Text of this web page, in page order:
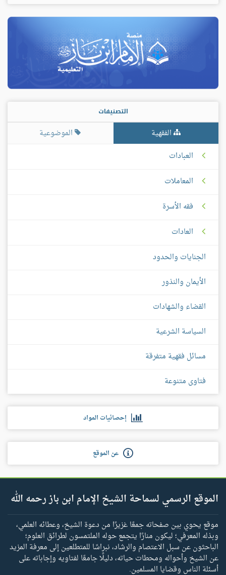
التصنيفات
الفقهية
الموضوعية
العبادات
المعاملات
فقه الأسرة
العادات
الجنايات والحدود
الأيمان والنذور
القضاء والشهادات
السياسة الشرعية
مسائل فقهية متفرقة
فتاوى متنوعة
إحصائيات المواد
عن الموقع
الموقع الرسمي لسماحة الشيخ الإمام ابن باز رحمه الله
موقع يحوي بين صفحاته جمعًا غزيرًا من دعوة الشيخ، وعطائه العلمي،
وبذله المعرفي؛ ليكون منارًا يتجمع حوله الملتمسون لطرائق العلوم؛
الباحثون عن سبل الاعتصام والرشاد، نبراسًا للمتطلعين إلى معرفة المزيد
عن الشيخ وأحواله ومحطات حياته، دليلًا جامعًا لفتاويه وإجاباته على
أسئلة الناس وقضايا المسلمين.